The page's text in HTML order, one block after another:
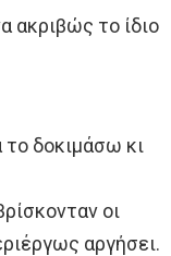
ακριβώς το ίδιο
το δοκιμάσω κι
οι
αργήσει.